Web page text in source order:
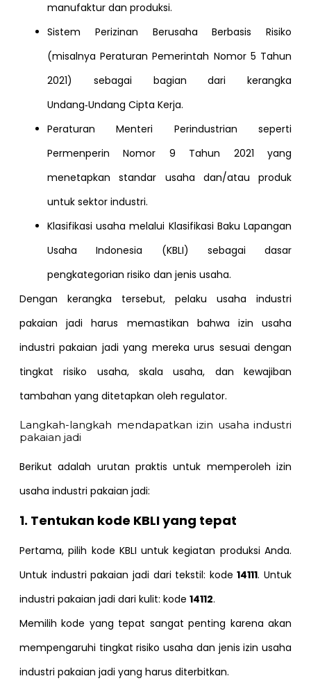
manufaktur dan produksi.
Sistem Perizinan Berusaha Berbasis Risiko
(misalnya Peraturan Pemerintah Nomor 5 Tahun
2021) sebagai bagian dari kerangka
Undang‑Undang Cipta Kerja.
Peraturan Menteri Perindustrian seperti
Permenperin Nomor 9 Tahun 2021 yang
menetapkan standar usaha dan/atau produk
untuk sektor industri.
Klasifikasi usaha melalui Klasifikasi Baku Lapangan
Usaha Indonesia (KBLI) sebagai dasar
pengkategorian risiko dan jenis usaha.
Dengan kerangka tersebut, pelaku usaha industri
pakaian jadi harus memastikan bahwa izin usaha
industri pakaian jadi yang mereka urus sesuai dengan
tingkat risiko usaha, skala usaha, dan kewajiban
tambahan yang ditetapkan oleh regulator.
Langkah-langkah mendapatkan izin usaha industri
pakaian jadi
Berikut adalah urutan praktis untuk memperoleh izin
usaha industri pakaian jadi:
1. Tentukan kode KBLI yang tepat
Pertama, pilih kode KBLI untuk kegiatan produksi Anda.
Untuk industri pakaian jadi dari tekstil: kode14111. Untuk
industri pakaian jadi dari kulit: kode 14112.
Memilih kode yang tepat sangat penting karena akan
mempengaruhi tingkat risiko usaha dan jenis izin usaha
industri pakaian jadi yang harus diterbitkan.